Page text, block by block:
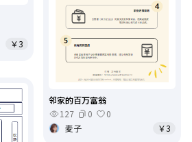
邻家的百万富翁
127
0
0
麦子
￥3
￥3